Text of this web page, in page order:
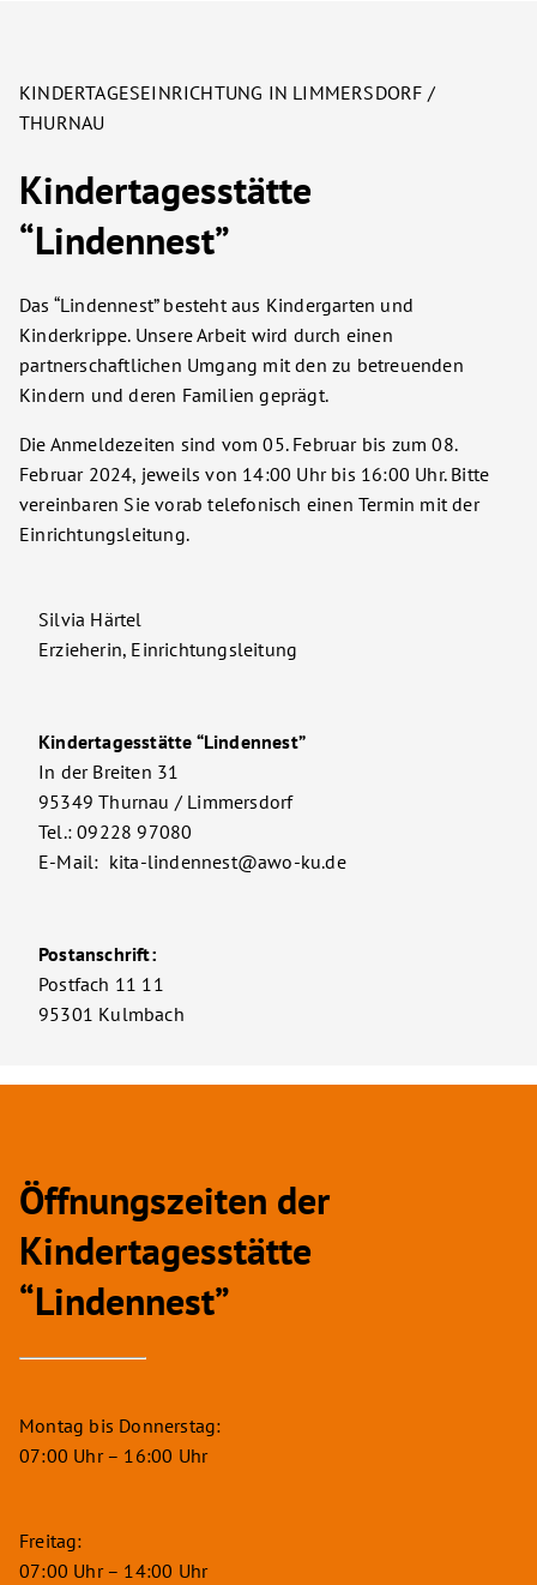
KINDERTAGESEINRICHTUNG IN LIMMERSDORF /
THURNAU
Kindertagesstätte
“Lindennest”
Das “Lindennest” besteht aus Kindergarten und
Kinderkrippe. Unsere Arbeit wird durch einen
partnerschaftlichen Umgang mit den zu betreuenden
Kindern und deren Familien geprägt.
Die Anmeldezeiten sind vom 05. Februar bis zum 08.
Februar 2024, jeweils von 14:00 Uhr bis 16:00 Uhr. Bitte
vereinbaren Sie vorab telefonisch einen Termin mit der
Einrichtungsleitung.
Silvia Härtel
Erzieherin, Einrichtungsleitung
Kindertagesstätte “Lindennest”
In der Breiten 31
95349 Thurnau / Limmersdorf
Tel.: 09228 97080
E-Mail: kita-lindennest@awo-ku.de
Postanschrift:
Postfach 11 11
95301 Kulmbach
Öffnungszeiten der
Kindertagesstätte
“Lindennest”
Montag bis Donnerstag:
07:00 Uhr – 16:00 Uhr
Freitag:
07:00 Uhr – 14:00 Uhr